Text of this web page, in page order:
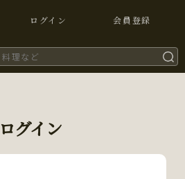
ログイン 会員登録
ログイン